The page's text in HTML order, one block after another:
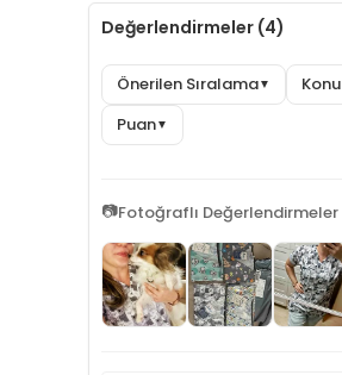
Değerlendirmeler (4)
Önerilen Sıralama▼ Konu
Puan▼
📷Fotoğraflı Değerlendirmeler